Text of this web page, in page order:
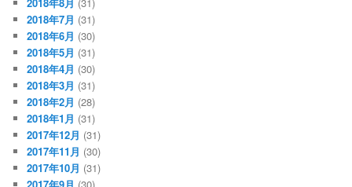
2018年7月 (31)
2018年6月 (30)
2018年5月 (31)
2018年4月 (30)
2018年3月 (31)
2018年2月 (28)
2018年1月 (31)
2017年12月 (31)
2017年11月 (30)
2017年10月 (31)
2017年9月 (30)